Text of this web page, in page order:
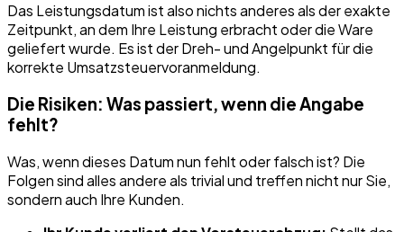
Das Leistungsdatum ist also nichts anderes als der exakte
Zeitpunkt, an dem Ihre Leistung erbracht oder die Ware
geliefert wurde. Es ist der Dreh- und Angelpunkt für die
korrekte Umsatzsteuervoranmeldung.
Die Risiken: Was passiert, wenn die Angabe
fehlt?
Was, wenn dieses Datum nun fehlt oder falsch ist? Die
Folgen sind alles andere als trivial und treffen nicht nur Sie,
sondern auch Ihre Kunden.